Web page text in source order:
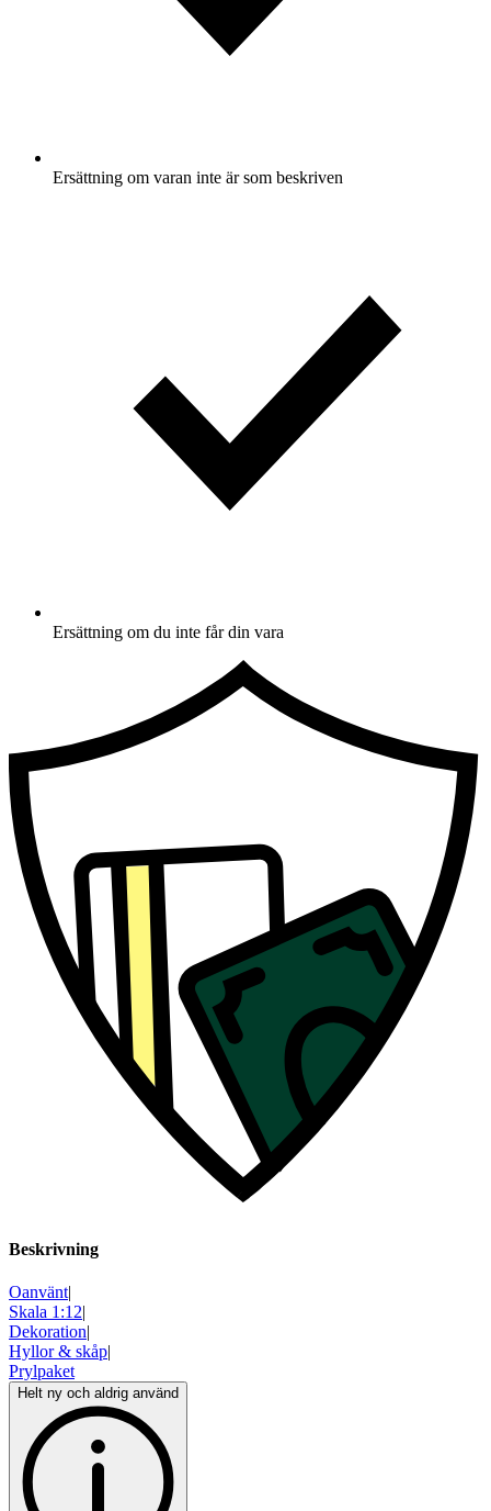
Ersättning om varan inte är som beskriven
Ersättning om du inte får din vara
Beskrivning
Oanvänt|
Skala 1:12|
Dekoration|
Hyllor & skåp|
Prylpaket
Helt ny och aldrig använd